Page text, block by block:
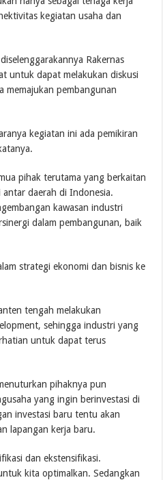
kegiatan usaha dan
Rakernas
untuk dapat melakukan diskusi
memajukan pembangunan
kegiatan ini ada pemikiran
pihak terutama yang berkaitan
daerah di Indonesia.
kawasan industri
dalam pembangunan, baik
strategi ekonomi dan bisnis ke
tengah melakukan
sehingga industri yang
untuk dapat terus
pihaknya pun
yang ingin berinvestasi di
investasi baru tentu akan
lapangan kerja baru.
dan ekstensifikasi.
kita optimalkan. Sedangkan